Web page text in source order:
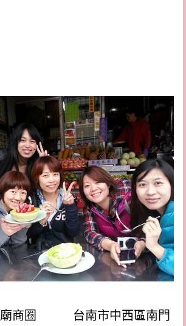
商圈
台南市中西區南門